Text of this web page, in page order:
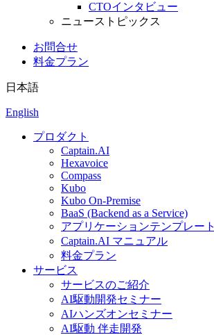
CTOインタビュー
ニューストピックス
お問合せ
料金プラン
日本語
English
プロダクト
Captain.AI
Hexavoice
Compass
Kubo
Kubo On-Premise
BaaS (Backend as a Service)
アプリケーションテンプレート
Captain.AI マニュアル
料金プラン
サービス
サービスのご紹介
AI駆動開発セミナー
AIハンズオンセミナー
AI駆動 伴走開発